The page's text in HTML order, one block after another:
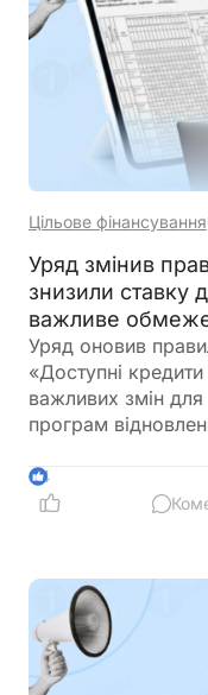
Цільове фінансування
Уряд змінив
знизили ставку
важливе
Уряд оновив
«Доступні
важливих змін для
програм
більше
оборотного
4